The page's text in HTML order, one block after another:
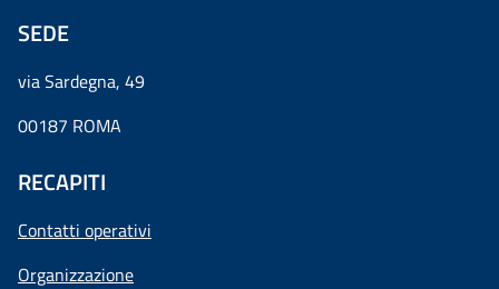
SEDE
via Sardegna, 49
00187 ROMA
RECAPITI
Contatti operativi
Organizzazione